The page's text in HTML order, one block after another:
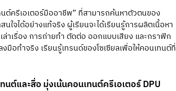
ต์ครีเอเตอร์มืออาชีพ” ที่สามารถค้นหาตัวตนของ
จได้อย่างแท้จริง ผู้เรียนจะได้เรียนรู้การผลิตเนื้อหา
าเรื่อง การถ่ายทำ ตัดต่อ ออกแบบเสียง และกราฟิก
อทำจริง เรียนรู้เทรนด์ของโซเซียลเพื่อให้คอนเทนต์ที่
ต์และสื่อ มุ่งเน้นคอนเทนต์ครีเอเตอร์ DPU